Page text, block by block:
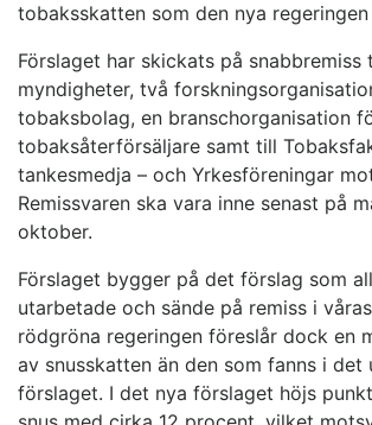
tobaksskatten som den nya
Förslaget har skickats på snabbremiss
myndigheter, två
tobaksbolag, en branschorganisation
tobaksåterförsäljare samt till
tankesmedja – och Yrkesföreningar
Remissvaren ska vara inne senast på
oktober.
Förslaget bygger på det förslag som
utarbetade och sände på remiss i
rödgröna regeringen föreslår dock en
av snusskatten än den som fanns i det
förslaget. I det nya förslaget höjs